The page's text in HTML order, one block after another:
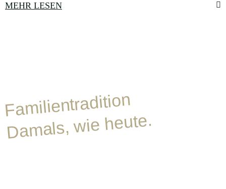
MEHR LESEN
Familientradition
Damals, wie heute.